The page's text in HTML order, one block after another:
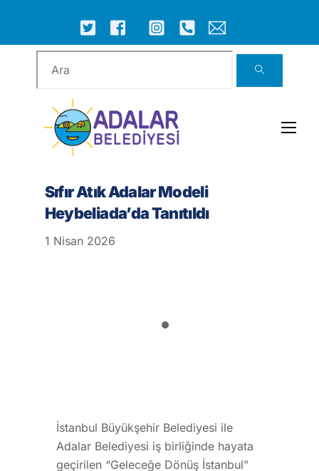
content
ICON
LABEL
ICON
LABEL
ICON
ICON
LABEL
ICON
LABEL
ICON
LABEL
Sıfır Atık Adalar Modeli
Heybeliada’da Tanıtıldı
1 Nisan 2026
İstanbul Büyükşehir Belediyesi ile
Adalar Belediyesi iş birliğinde hayata
geçirilen “Geleceğe Dönüş İstanbul”